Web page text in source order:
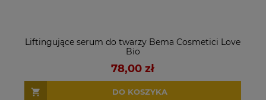
Liftingujące serum do twarzy Bema Cosmetici Love
Bio
78,00 zł
DO KOSZYKA